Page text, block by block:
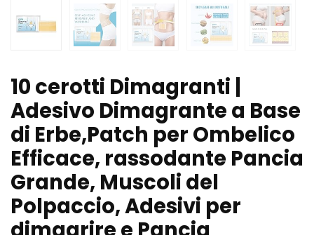
10 cerotti Dimagranti |
Adesivo Dimagrante a Base
di Erbe,Patch per Ombelico
Efficace, rassodante Pancia
Grande, Muscoli del
Polpaccio, Adesivi per